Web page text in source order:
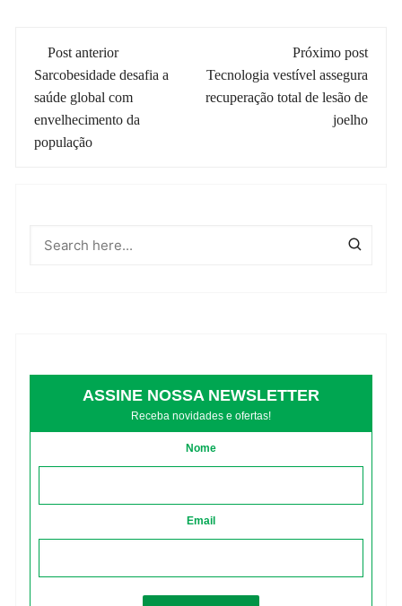
Navegação
de
post
Post anterior
Sarcobesidade desafia a
saúde global com
envelhecimento da
população
Próximo post
Tecnologia vestível assegura
recuperação total de lesão de
joelho
ASSINE NOSSA NEWSLETTER
Receba novidades e ofertas!
Nome
Email